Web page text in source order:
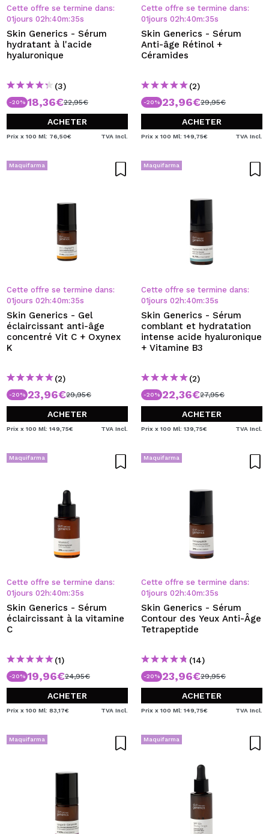
En créant un compte sur Maquibeauty.fr vous pourrez
effectuer vos achats rapidement, vérifier l'état de vos
commandes et consulter vos opérations précédentes.
CRÉER UN COMPTE
Cette offre se termine dans:
01jours 02 h:40m:34s
Skin Generics - Sérum
hydratant à l'acide
hyaluronique
(3)
-20% 18,36€22,95€
ACHETER
Prix x 100 Ml: 76,50€ TVA Incl.
Cette offre se termine dans:
01jours 02 h:40m:34s
Skin Generics - Sérum
Anti-âge Rétinol +
Céramides
(2)
-20% 23,96€29,95€
ACHETER
Prix x 100 Ml: 149,75€ TVA Incl.
Maquifarma
Cette offre se termine dans:
01jours 02 h:40m:34s
Skin Generics - Gel
éclaircissant anti-âge
concentré Vit C + Oxynex
K
(2)
-20% 23,96€29,95€
ACHETER
Prix x 100 Ml: 149,75€ TVA Incl.
Maquifarma
Cette offre se termine dans:
01jours 02 h:40m:34s
Skin Generics - Sérum
comblant et hydratation
intense acide hyaluronique
+ Vitamine B3
(2)
-20% 22,36€27,95€
ACHETER
Prix x 100 Ml: 139,75€ TVA Incl.
Maquifarma
Cette offre se termine dans:
01jours 02 h:40m:34s
Skin Generics - Sérum
éclaircissant à la vitamine
C
(1)
-20% 19,96€24,95€
ACHETER
Prix x 100 Ml: 83,17€ TVA Incl.
Maquifarma
Cette offre se termine dans:
01jours 02 h:40m:34s
Skin Generics - Sérum
Contour des Yeux Anti-Âge
Tetrapeptide
(14)
-20% 23,96€29,95€
ACHETER
Prix x 100 Ml: 149,75€ TVA Incl.
Maquifarma Maquifarma